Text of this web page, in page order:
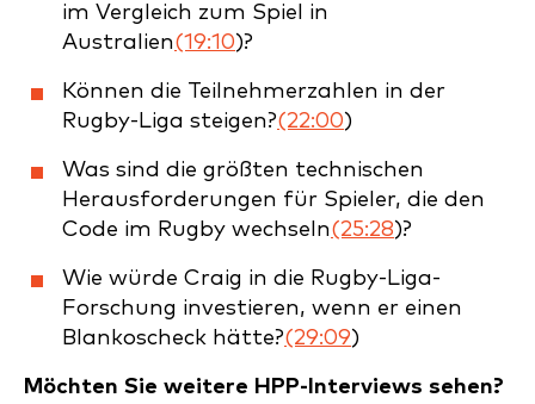
im Vergleich zum Spiel in
Australien(19:10)?
Können die Teilnehmerzahlen in der
Rugby-Liga steigen?(22:00)
Was sind die größten technischen
Herausforderungen für Spieler, die den
Code im Rugby wechseln(25:28)?
Wie würde Craig in die Rugby-Liga-
Forschung investieren, wenn er einen
Blankoscheck hätte?(29:09)
Möchten Sie weitere HPP-Interviews sehen?